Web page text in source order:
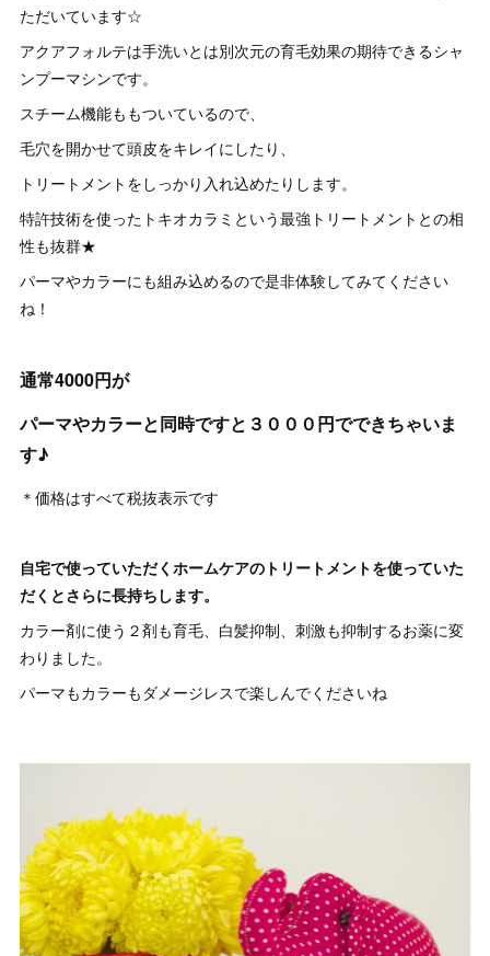
ただいています☆
アクアフォルテは手洗いとは別次元の育毛効果の期待できるシャ
ンプーマシンです。
スチーム機能ももついているので、
毛穴を開かせて頭皮をキレイにしたり、
トリートメントをしっかり入れ込めたりします。
特許技術を使ったトキオカラミという最強トリートメントとの相
性も抜群★
パーマやカラーにも組み込めるので是非体験してみてください
ね！
通常4000円が
パーマやカラーと同時ですと３０００円でできちゃいま
す♪
＊価格はすべて税抜表示です
自宅で使っていただくホームケアのトリートメントを使っていた
だくとさらに長持ちします。
カラー剤に使う２剤も育毛、白髪抑制、刺激も抑制するお薬に変
わりました。
パーマもカラーもダメージレスで楽しんでくださいね